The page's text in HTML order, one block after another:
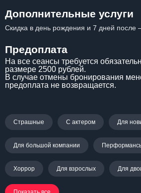
Дополнительные услуги
Скидка в день рождения и 7 дней после
Предоплата
На все сеансы требуется
размере 2500 рублей.
В случае отмены бронирования
предоплата не возвращается.
Страшные С актером Для
Для большой компании
Хоррор Для взрослых Для